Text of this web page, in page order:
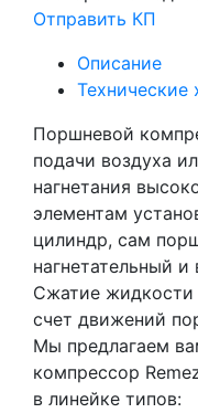
Отправить КП
Описание
Технические
Поршневой
подачи воздуха
нагнетания
элементам
цилиндр, сам
нагнетательный
Сжатие жидкости
счет движений
Мы предлагаем
компрессор
в линейке типов: